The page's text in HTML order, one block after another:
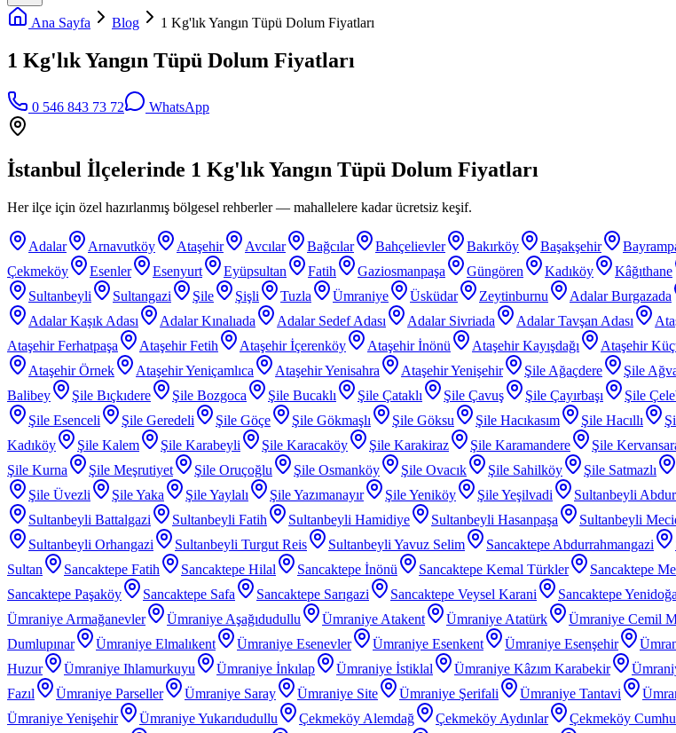
Ana Sayfa Blog 1 Kg'lık Yangın Tüpü Dolum Fiyatları
1 Kg'lık Yangın Tüpü Dolum Fiyatları
0 546 843 73 72 WhatsApp
İstanbul İlçelerinde 1 Kg'lık Yangın Tüpü Dolum Fiyatları
Her ilçe için özel hazırlanmış bölgesel rehberler — mahallelere kadar ücretsiz keşif.
Adalar Arnavutköy Ataşehir Avcılar Bağcılar Bahçelievler Bakırköy Başakşehir
Çekmeköy
Esenler Esenyurt Eyüpsultan Fatih Gaziosmanpaşa Güngören Kadıköy Kâğıthane
Sultanbeyli
Sultangazi Şile Şişli Tuzla Ümraniye Üsküdar Zeytinburnu Adalar Burgazada
Adalar Kaşık Adası
Adalar Kınalıada Adalar Sedef Adası Adalar Sivriada Adalar Tavşan Adası
Ataşehir Ferhatpaşa
Ataşehir Fetih Ataşehir İçerenköy Ataşehir İnönü Ataşehir Kayışdağı Ataşehir
Ataşehir Örnek
Ataşehir Yeniçamlıca Ataşehir Yenisahra Ataşehir Yenişehir Şile Ağaçdere Şile
Balibey
Şile Bıçkıdere Şile Bozgoca Şile Bucaklı Şile Çataklı Şile Çavuş Şile Çayırbaşı Şile
Şile Esenceli
Şile Geredeli Şile Göçe Şile Gökmaşlı Şile Göksu Şile Hacıkasım Şile Hacıllı
Kadıköy
Şile Kalem Şile Karabeyli Şile Karacaköy Şile Karakiraz Şile Karamandere Şile
Şile Kurna
Şile Meşrutiyet Şile Oruçoğlu Şile Osmanköy Şile Ovacık Şile Sahilköy Şile Satmazlı
Şile Üvezli
Şile Yaka Şile Yaylalı Şile Yazımanayır Şile Yeniköy Şile Yeşilvadi Sultanbeyli
Sultanbeyli Battalgazi
Sultanbeyli Fatih Sultanbeyli Hamidiye Sultanbeyli Hasanpaşa Sultanbeyli
Sultanbeyli Orhangazi
Sultanbeyli Turgut Reis Sultanbeyli Yavuz Selim Sancaktepe Abdurrahmangazi
Sultan
Sancaktepe Fatih Sancaktepe Hilal Sancaktepe İnönü Sancaktepe Kemal Türkler Sancaktepe
Sancaktepe Paşaköy
Sancaktepe Safa Sancaktepe Sarıgazi Sancaktepe Veysel Karani Sancaktepe
Ümraniye Armağanevler
Ümraniye Aşağıdudullu Ümraniye Atakent Ümraniye Atatürk Ümraniye Cemil
Dumlupınar
Ümraniye Elmalıkent Ümraniye Esenevler Ümraniye Esenkent Ümraniye Esenşehir
Huzur
Ümraniye Ihlamurkuyu Ümraniye İnkılap Ümraniye İstiklal Ümraniye Kâzım Karabekir
Fazıl
Ümraniye Parseller Ümraniye Saray Ümraniye Site Ümraniye Şerifali Ümraniye Tantavi
Ümraniye Yenişehir
Ümraniye Yukarıdudullu Çekmeköy Alemdağ Çekmeköy Aydınlar Çekmeköy